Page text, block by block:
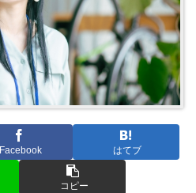
Facebook はてブ
コピー